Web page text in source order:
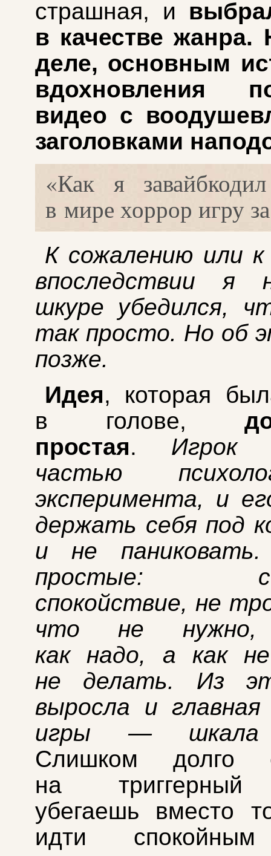
страшная, и
в качестве жанра.
деле, основным
вдохновления
видео с
заголовками
«Как я
в мире хоррор игру
К сожалению или
впоследствии я
шкуре убедился,
так просто. Но об
позже.
Идея, которая
в голове,
простая. Игрок
частью
эксперимента, и
держать себя под
и не паниковать.
простые:
спокойствие, не
что не нужно,
как надо, а как
не делать. Из
выросла и главная
игры — шкала
Слишком долго
на триггерный
убегаешь вместо
идти